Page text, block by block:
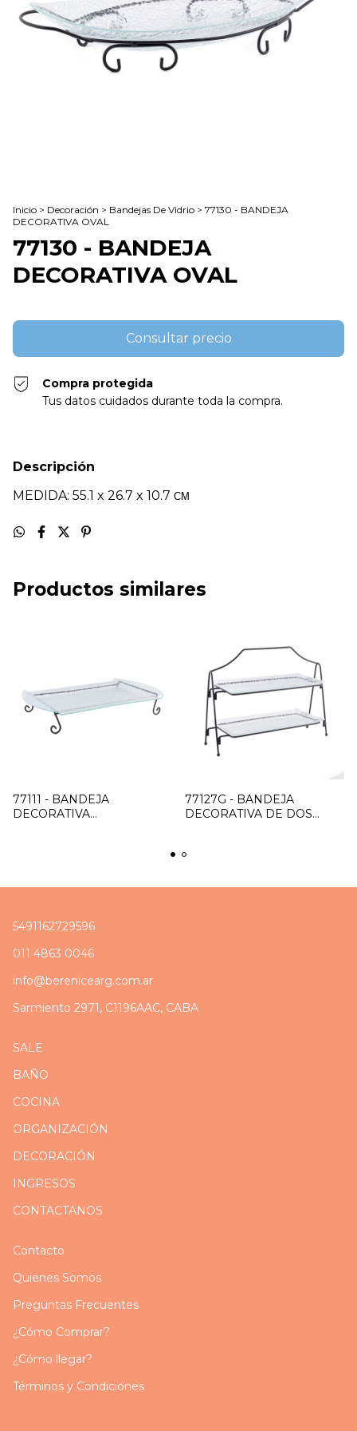
Inicio > Decoración > Bandejas De Vidrio > 77130 - BANDEJA
DECORATIVA OVAL
77130 - BANDEJA
DECORATIVA OVAL
Compra protegida
Tus datos cuidados durante toda la compra.
Descripción
MEDIDA: 55.1 x 26.7 x 10.7 CM
Productos similares
77111 - BANDEJA
DECORATIVA
77127G - BANDEJA
DECORATIVA DE DOS
5491162729596
011 4863 0046
info@berenicearg.com.ar
Sarmiento 2971, C1196AAC, CABA
SALE
BAÑO
COCINA
ORGANIZACIÓN
DECORACIÓN
INGRESOS
CONTACTANOS
Contacto
Quienes Somos
Preguntas Frecuentes
¿Cómo Comprar?
¿Cómo llegar?
Términos y Condiciones